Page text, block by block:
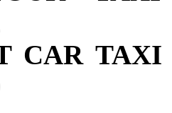
CAR TAXI